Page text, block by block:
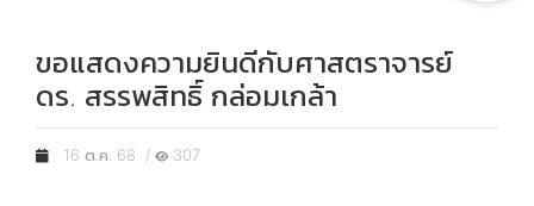
ขอแสดงความยินดีกับศาสตราจารย์
ดร. สรรพสิทธิ์ กล่อมเกล้า
16 ต.ค. 68 / 307